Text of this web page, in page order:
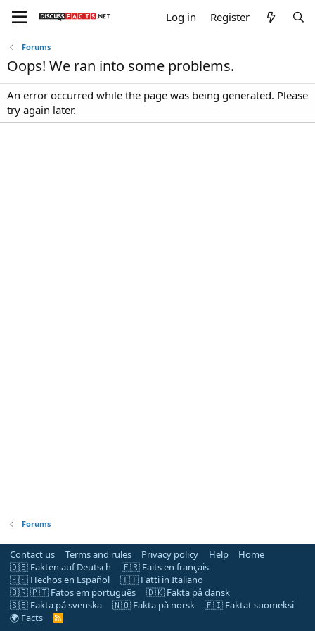
Log in Register
Forums
Oops! We ran into some problems.
An error occurred while the page was being generated. Please
try again later.
Forums
Contact us Terms and rules Privacy policy Help
Home
🇩🇪 Fakten auf Deutsch
🇫🇷 Faits en français
🇪🇸 Hechos en Español
🇮🇹 Fatti in Italiano
🇧🇷 🇵🇹 Fatos em português
🇩🇰 Fakta på dansk
🇸🇪 Fakta på svenska
🇳🇴 Fakta på norsk
🇫🇮 Faktat suomeksi
🌍 Facts
R